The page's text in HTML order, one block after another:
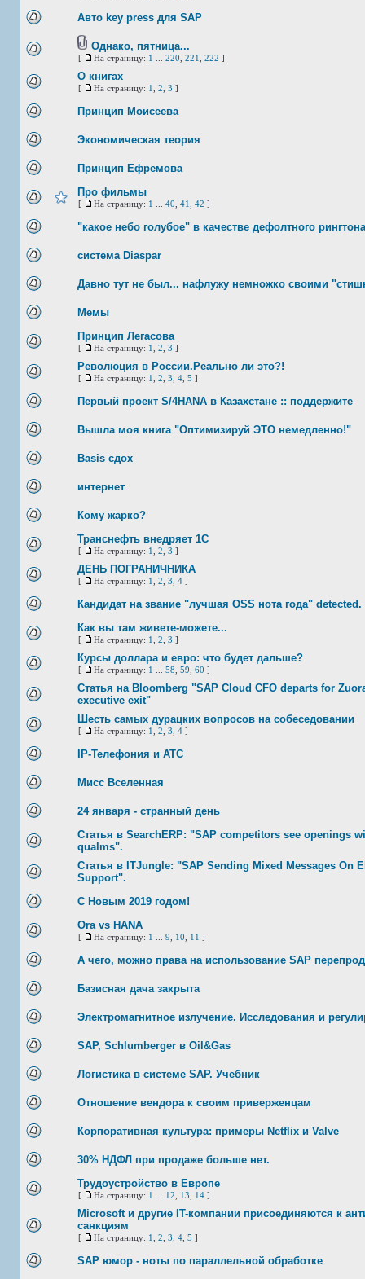
Авто key press для SAP
Однако, пятница...
[ На страницу: 1 220 221 222 ]
О книгах
[ На страницу: 1 2 3 ]
Принцип Моисеева
Экономическая теория
Принцип Ефремова
Про фильмы
[ На страницу: 1 40 41 42 ]
"какое небо голубое" в качестве дефолтного рингтона
система Diaspar
Давно тут не был... нафлужу немножко своими
Мемы
Принцип Легасова
[ На страницу: 1 2 3 ]
Революция в России.Реально ли это?!
[ На страницу: 1 2 3 4 5 ]
Первый проект S/4HANA в Казахстане :: поддержите
Вышла моя книга "Оптимизируй ЭТО немедленно!"
Basis сдох
интернет
Кому жарко?
Транснефть внедряет 1С
[ На страницу: 1 2 3 ]
ДЕНЬ ПОГРАНИЧНИКА
[ На страницу: 1 2 3 4 ]
Кандидат на звание "лучшая OSS нота года" detected.
Как вы там живете-можете...
[ На страницу: 1 2 3 ]
Курсы доллара и евро: что будет дальше?
[ На страницу: 1 58 59 60 ]
Статья на Bloomberg "SAP Cloud CFO departs for
executive exit"
Шесть самых дурацких вопросов на собеседовании
[ На страницу: 1 2 3 4 ]
IP-Телефония и АТС
Мисс Вселенная
24 января - странный день
Статья в SearchERP: "SAP competitors see openings
qualms".
Статья в ITJungle: "SAP Sending Mixed Messages On
Support".
С Новым 2019 годом!
Ora vs HANA
[ На страницу: 1 9 10 11 ]
А чего, можно права на использование SAP
Базисная дача закрыта
Электромагнитное излучение. Исследования и
SAP, Schlumberger в Oil&Gas
Логистика в системе SAP. Учебник
Отношение вендора к своим приверженцам
Корпоративная культура: примеры Netflix и Valve
30% НДФЛ при продаже больше нет.
Трудоустройство в Европе
[ На страницу: 1 12 13 14 ]
Microsoft и другие IT-компании присоединяются к
санкциям
[ На страницу: 1 2 3 4 5 ]
SAP юмор - ноты по параллельной обработке